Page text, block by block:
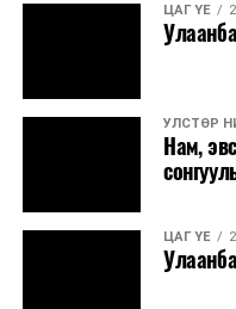
ЦАГ ҮЕ
УЛСТӨР
Нам,
ЦАГ ҮЕ